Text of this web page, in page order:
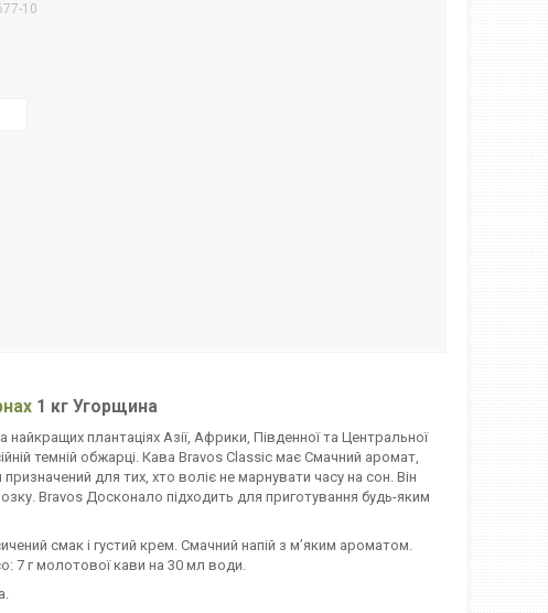
10
1 кг Угорщина
плантаціях Азії, Африки, Південної та Центральної
темній обжарці. Кава Bravos Classic має Смачний аромат,
призначений для тих, хто воліє не марнувати часу на сон. Він
Bravos Досконало підходить для приготування будь-яким
смак і густий крем. Смачний напій з м’яким ароматом.
7 г молотової кави на 30 мл води.